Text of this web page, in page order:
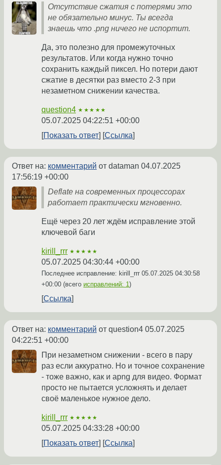
Отсутствие сжатия с потерями это
не обязательно минус. Ты всегда
знаешь что .png ничего не испортит.
Да, это полезно для промежуточных
результатов. Или когда нужно точно
сохранить каждый пиксел. Но потери дают
сжатие в десятки раз вместо 2-3 при
незаметном снижении качества.
question4 ★★★★★
05.07.2025 04:22:51 +00:00
Показать ответ
Ссылка
Ответ на: комментарий от dataman 04.07.2025
17:56:19 +00:00
Deflate на современных процессорах
работает практически мгновенно.
Ещё через 20 лет ждём исправление этой
ключевой баги
kirill_rrr ★★★★★
05.07.2025 04:30:44 +00:00
Последнее исправление: kirill_rrr 05.07.2025 04:30:58
+00:00 (всего исправлений: 1 )
Ссылка
Ответ на: комментарий от question4 05.07.2025
04:22:51 +00:00
При незаметном снижении - всего в пару
раз если аккуратно. Но и точное сохранение
- тоже важно, как и apng для видео. Формат
просто не пытается усложнять и делает
своё маленькое нужное дело.
kirill_rrr ★★★★★
05.07.2025 04:33:28 +00:00
Показать ответ
Ссылка